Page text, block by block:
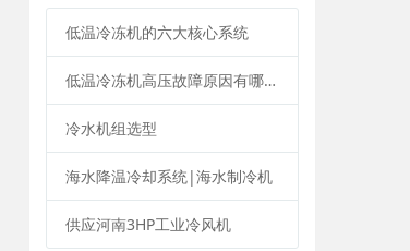
低温冷冻机的六大核心系统
低温冷冻机高压故障原因有哪些？
冷水机组选型
海水降温冷却系统|海水制冷机
供应河南3HP工业冷风机